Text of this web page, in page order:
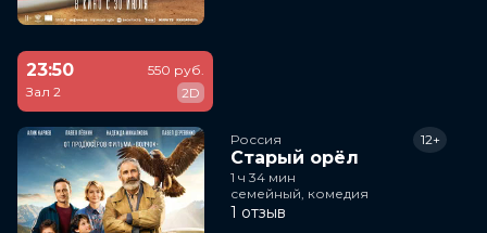
23:50
Зал 2
550 руб.
2D
Россия
Старый орёл
12+
1 ч 34 мин
семейный, комедия
1 отзыв